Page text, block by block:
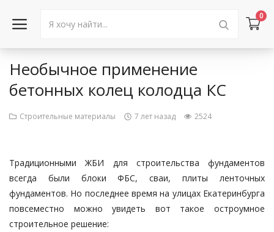
0
Войти в аккаунт
Новости
Статьи
Необычное применение
бетонных колец колодца КС
Строительные материалы 7 лет назад 2524
Традиционными ЖБИ для строительства фундаментов
всегда были блоки ФБС, сваи, плиты ленточных
фундаментов. Но последнее время на улицах Екатеринбурга
повсеместно можно увидеть вот такое остроумное
строительное решение: